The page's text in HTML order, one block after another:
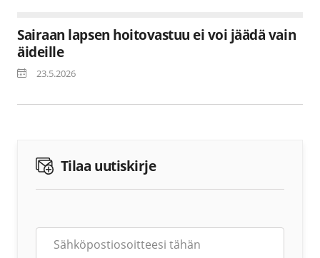
Sairaan lapsen hoitovastuu ei voi jäädä vain
äideille
23.5.2026
Tilaa uutiskirje